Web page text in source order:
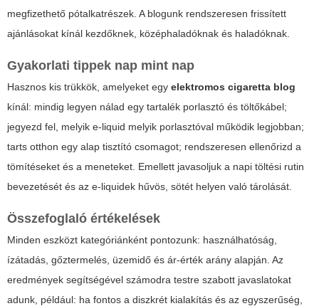
megfizethető pótalkatrészek. A blogunk rendszeresen frissített
ajánlásokat kínál kezdőknek, középhaladóknak és haladóknak.
Gyakorlati tippek nap mint nap
Hasznos kis trükkök, amelyeket egy elektromos cigaretta blog
kínál: mindig legyen nálad egy tartalék porlasztó és töltőkábel;
jegyezd fel, melyik e-liquid melyik porlasztóval működik legjobban;
tarts otthon egy alap tisztító csomagot; rendszeresen ellenőrizd a
tömítéseket és a meneteket. Emellett javasoljuk a napi töltési rutin
bevezetését és az e-liquidek hűvös, sötét helyen való tárolását.
Összefoglaló értékelések
Minden eszközt kategóriánként pontozunk: használhatóság,
ízátadás, gőztermelés, üzemidő és ár-érték arány alapján. Az
eredmények segítségével számodra testre szabott javaslatokat
adunk, például: ha fontos a diszkrét kialakítás és az egyszerűség,